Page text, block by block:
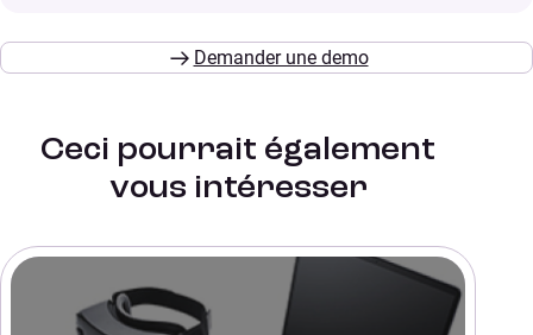
Demander une demo
Ceci pourrait également
vous intéresser